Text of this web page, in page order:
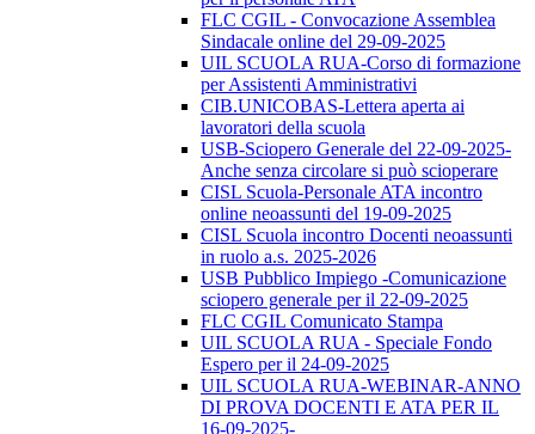
FLC CGIL - Convocazione Assemblea
Sindacale online del 29-09-2025
UIL SCUOLA RUA-Corso di formazione
per Assistenti Amministrativi
CIB.UNICOBAS-Lettera aperta ai
lavoratori della scuola
USB-Sciopero Generale del 22-09-2025-
Anche senza circolare si può scioperare
CISL Scuola-Personale ATA incontro
online neoassunti del 19-09-2025
CISL Scuola incontro Docenti neoassunti
in ruolo a.s. 2025-2026
USB Pubblico Impiego -Comunicazione
sciopero generale per il 22-09-2025
FLC CGIL Comunicato Stampa
UIL SCUOLA RUA - Speciale Fondo
Espero per il 24-09-2025
UIL SCUOLA RUA-WEBINAR-ANNO
DI PROVA DOCENTI E ATA PER IL
16-09-2025-